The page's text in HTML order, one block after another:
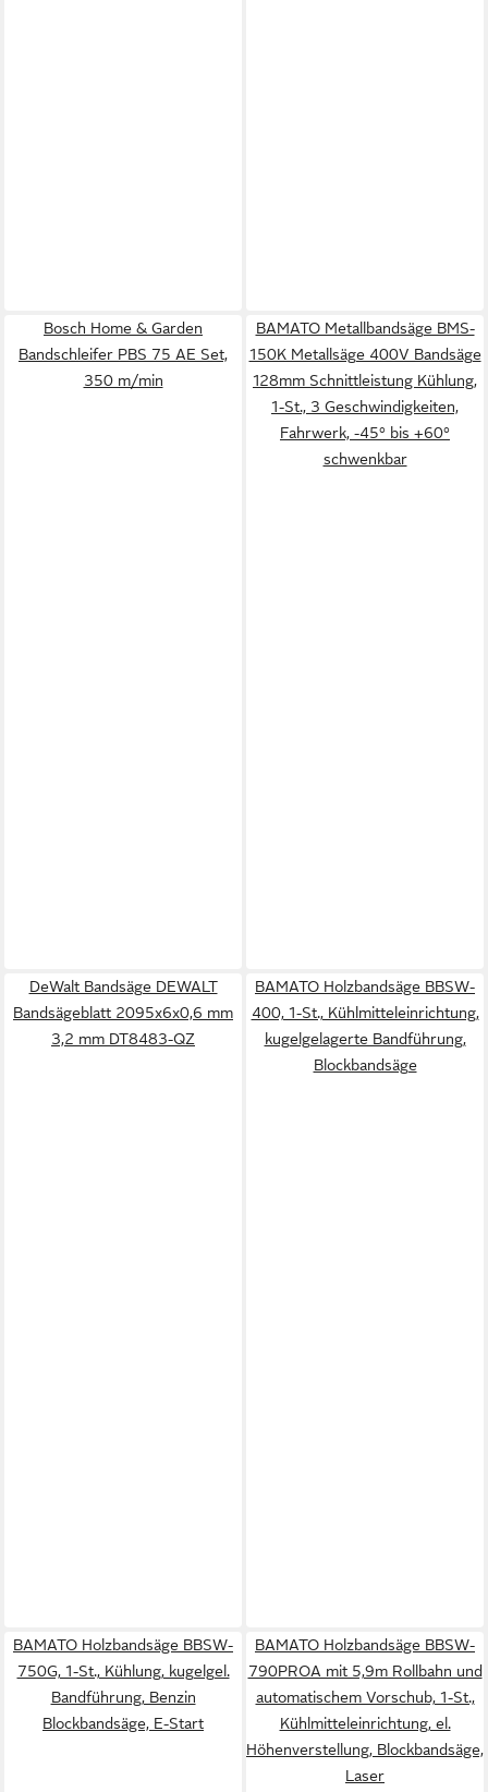
Bosch Home & Garden
Bandschleifer PBS 75 AE Set,
350 m/min
BAMATO Metallbandsäge BMS-
150K Metallsäge 400V Bandsäge
128mm Schnittleistung Kühlung,
1-St., 3 Geschwindigkeiten,
Fahrwerk, -45° bis +60°
schwenkbar
DeWalt Bandsäge DEWALT
Bandsägeblatt 2095x6x0,6 mm
3,2 mm DT8483-QZ
BAMATO Holzbandsäge BBSW-
400, 1-St., Kühlmitteleinrichtung,
kugelgelagerte Bandführung,
Blockbandsäge
BAMATO Holzbandsäge BBSW-
750G, 1-St., Kühlung, kugelgel.
Bandführung, Benzin
Blockbandsäge, E-Start
BAMATO Holzbandsäge BBSW-
790PROA mit 5,9m Rollbahn und
automatischem Vorschub, 1-St.,
Kühlmitteleinrichtung, el.
Höhenverstellung, Blockbandsäge,
Laser